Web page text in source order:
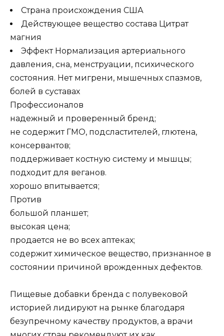
Страна происхождения США
Действующее вещество состава Цитрат
магния
Эффект Нормализация артериального
давления, сна, менструации, психического
состояния. Нет мигрени, мышечных спазмов,
болей в суставах
Профессионалов
надежный и проверенный бренд;
не содержит ГМО, подсластителей, глютена,
консервантов;
поддерживает костную систему и мышцы;
подходит для веганов.
хорошо впитывается;
Против
большой планшет;
высокая цена;
продается не во всех аптеках;
содержит химическое вещество, признанное в
состоянии причиной врожденных дефектов.
Пищевые добавки бренда с полувековой
историей лидируют на рынке благодаря
безупречному качеству продуктов, а врачи